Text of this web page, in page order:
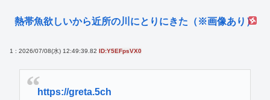
熱帯魚欲しいから近所の川にとりにきた（※画像あり）
1 : 2026/07/08(水) 12:49:39.82 ID:Y5EFpsVX0
https://greta.5ch